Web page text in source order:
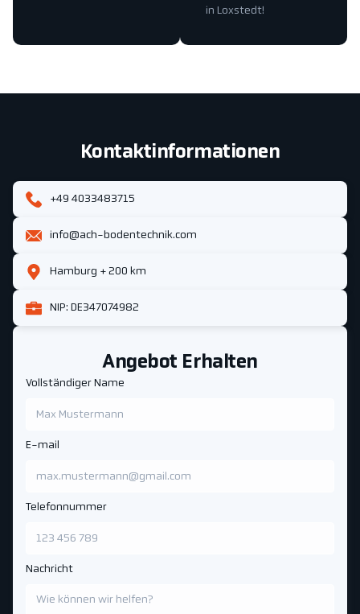
in Loxstedt!
Angebot Erhalten
Vollständiger Name
E-mail
Telefonnummer
Nachricht
Kontaktinformationen
+49 4033483715
info@ach-bodentechnik.com
Hamburg + 200 km
NIP: DE347074982